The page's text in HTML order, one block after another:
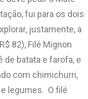
fui para os dois
justamente, a
82), Filé Mignon
de batata e farofa, e
com chimichurri,
legumes. O filé